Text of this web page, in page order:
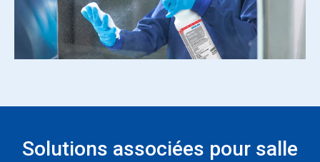
Solutions associées pour salle